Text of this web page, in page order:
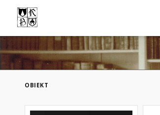
OBIEKT